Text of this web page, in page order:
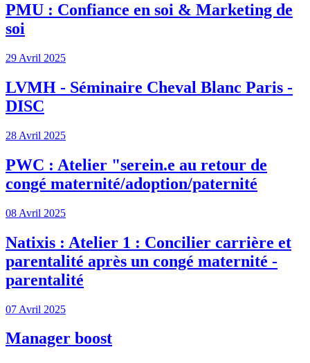
PMU : Confiance en soi & Marketing de
soi
29 Avril 2025
LVMH - Séminaire Cheval Blanc Paris -
DISC
28 Avril 2025
PWC : Atelier "serein.e au retour de
congé maternité/adoption/paternité
08 Avril 2025
Natixis : Atelier 1 : Concilier carrière et
parentalité après un congé maternité -
parentalité
07 Avril 2025
Manager boost